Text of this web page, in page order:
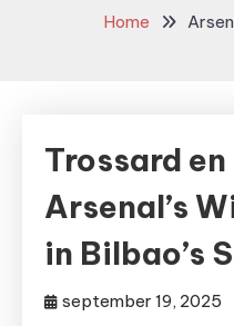
Home
Trossard
Arsenal’s
in Bilbao’s
september 19, 2025